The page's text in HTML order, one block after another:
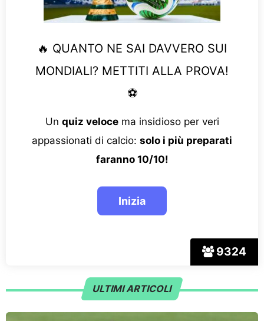
9324
🔥 QUANTO NE SAI DAVVERO SUI
MONDIALI? METTITI ALLA PROVA!
⚽
Un quiz velocema insidioso per veri
appassionati di calcio: solo i più preparati
faranno 10/10!
ULTIMI ARTICOLI